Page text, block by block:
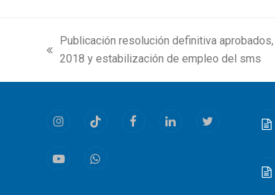
previous
Publicación resolución definitiva
2018 y estabilización de empleo del sms
InstagramTiktok FacebookLinkedInTwitter
YoutubeWhatsapp